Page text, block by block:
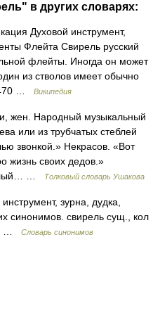
в других словарях:
Духовой инструмент,
Флейта Свирель русский
флейты. Иногда он может
из стволов имеет обычно
…
Википедия
жен. Народный музыкальный
или из трубчатых стеблей
звонкой.» Некрасов. «Вот
жизнь своих дедов.»
…
Толковый словарь Ушакова
зурна, дудка,
синонимов. свирель сущ., кол
…
Словарь синонимов